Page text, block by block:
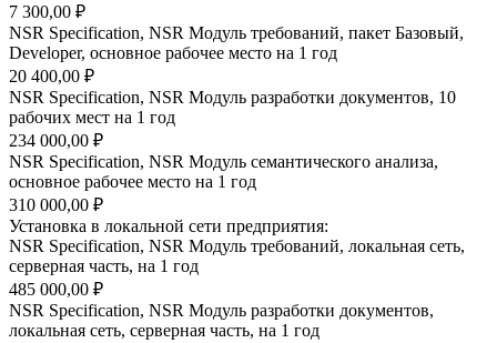
7 300,00 ₽
NSR Specification, NSR Модуль требований, пакет Базовый,
Developer, основное рабочее место на 1 год
20 400,00 ₽
NSR Specification, NSR Модуль разработки документов, 10
рабочих мест на 1 год
234 000,00 ₽
NSR Specification, NSR Модуль семантического анализа,
основное рабочее место на 1 год
310 000,00 ₽
Установка в локальной сети предприятия:
NSR Specification, NSR Модуль требований, локальная сеть,
серверная часть, на 1 год
485 000,00 ₽
NSR Specification, NSR Модуль разработки документов,
локальная сеть, серверная часть, на 1 год